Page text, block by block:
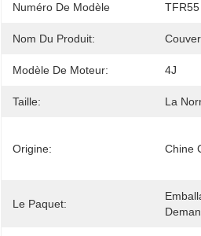
Numéro De Modèle TFR55
Nom Du Produit:
Modèle De Moteur: 4J
Taille: La
Origine: Chine
Le Paquet: